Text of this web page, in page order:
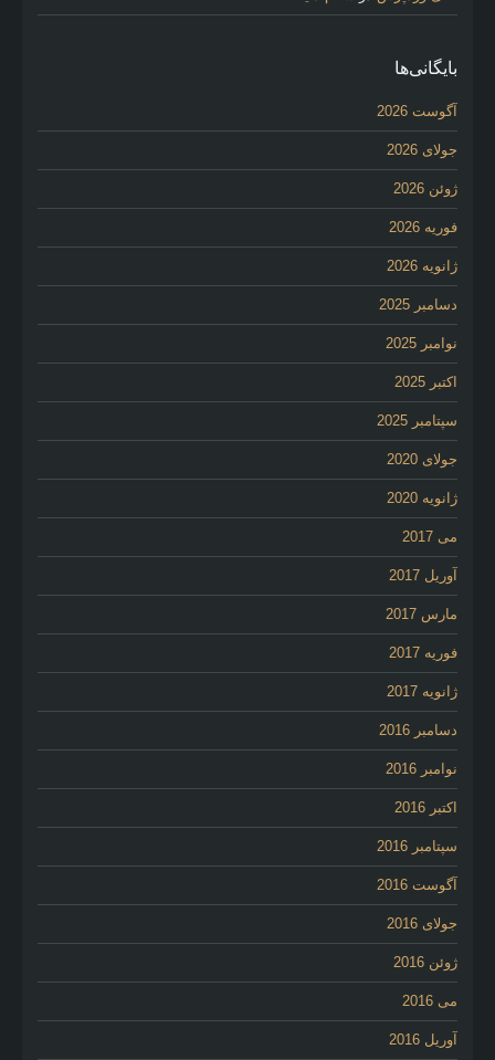
بایگانی‌ها
آگوست 2026
جولای 2026
ژوئن 2026
فوریه 2026
ژانویه 2026
دسامبر 2025
نوامبر 2025
اکتبر 2025
سپتامبر 2025
جولای 2020
ژانویه 2020
می 2017
آوریل 2017
مارس 2017
فوریه 2017
ژانویه 2017
دسامبر 2016
نوامبر 2016
اکتبر 2016
سپتامبر 2016
آگوست 2016
جولای 2016
ژوئن 2016
می 2016
آوریل 2016